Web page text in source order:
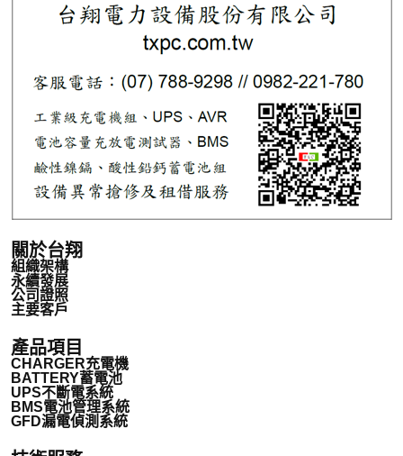
關於台翔
組織架構
永續發展
公司證照
主要客戶
產品項目
CHARGER充電機
BATTERY蓄電池
UPS不斷電系統
BMS電池管理系統
GFD漏電偵測系統